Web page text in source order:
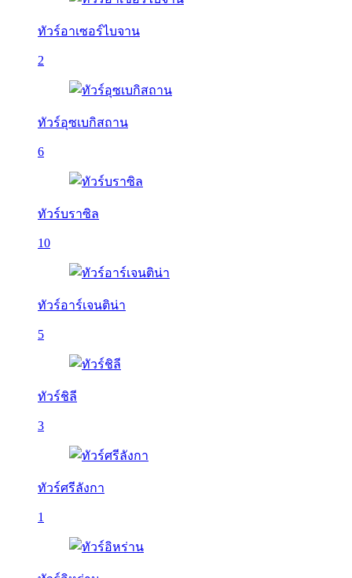
ทัวร์อาเซอร์ไบจาน
2
ทัวร์อุซเบกิสถาน
6
ทัวร์บราซิล
10
ทัวร์อาร์เจนติน่า
5
ทัวร์ชิลี
3
ทัวร์ศรีลังกา
1